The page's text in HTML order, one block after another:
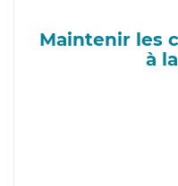
Maintenir les
à